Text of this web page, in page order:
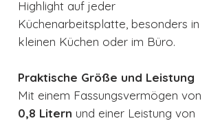
Highlight auf jeder
Küchenarbeitsplatte, besonders in
kleinen Küchen oder im Büro.
Praktische Größe und Leistung
Mit einem Fassungsvermögen von
0,8 Litern und einer Leistung von